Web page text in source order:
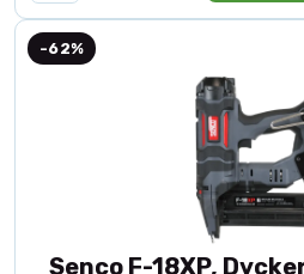
-62%
Senco F-18XP,